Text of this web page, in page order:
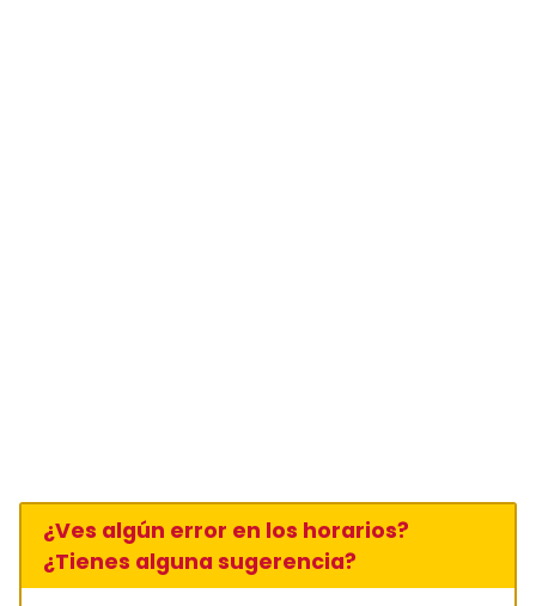
¿Ves algún error en los horarios?
¿Tienes alguna sugerencia?